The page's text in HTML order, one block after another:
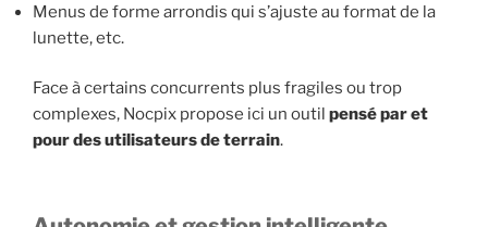
Menus de forme arrondis qui s’ajuste au format de la
lunette, etc.
Face à certains concurrents plus fragiles ou trop
complexes, Nocpix propose ici un outil pensé par et
pour des utilisateurs de terrain.